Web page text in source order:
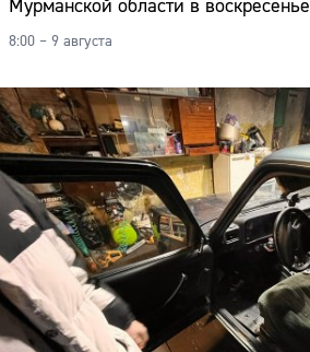
Мурманской области в воскресенье
8:00 – 9 августа